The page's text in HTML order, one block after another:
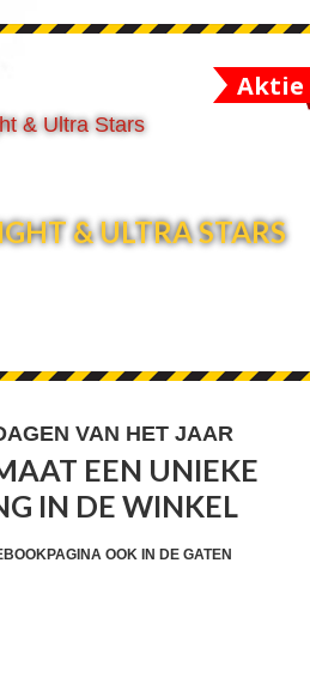
Aktie
& ULTRA STARS
VAN HET JAAR
EEN UNIEKE
IN DE WINKEL
OOK IN DE GATEN